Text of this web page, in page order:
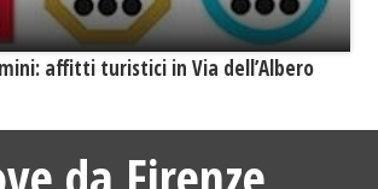
affitti turistici in Via dell’Albero